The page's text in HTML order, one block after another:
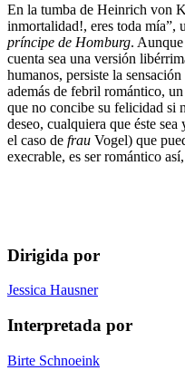
En la tumba de Heinrich von
inmortalidad!, eres toda mía”,
príncipe de Homburg.
cuenta sea una versión
humanos, persiste la
además de febril romántico,
que no concibe su felicidad si
deseo, cualquiera que éste
el caso de frau Vogel) que
execrable, es ser romántico
Dirigida por
Jessica Hausner
Interpretada por
Birte Schnoeink